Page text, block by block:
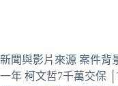
新聞與影片來源 案件背
一年 柯文哲7千萬交保